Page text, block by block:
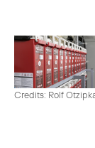
Credits: Rolf